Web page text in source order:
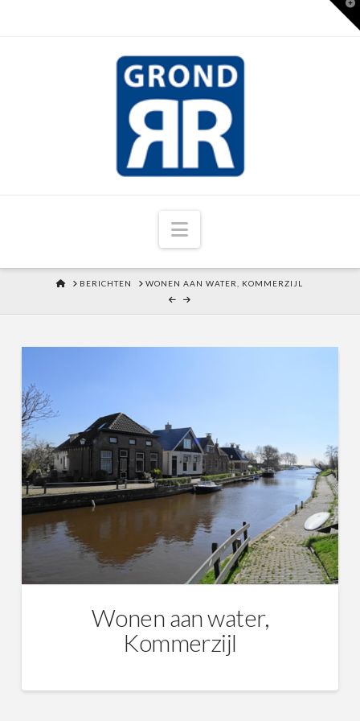
Navigation
HOMEBERICHTEN WONEN AAN WATER, KOMMERZIJL
Wonen aan water,
Kommerzijl